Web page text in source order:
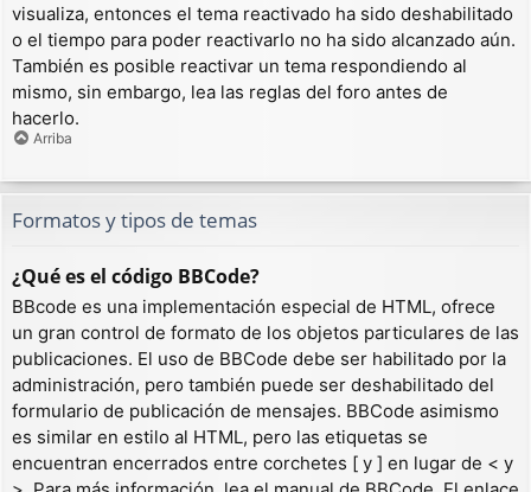
visualiza, entonces el tema reactivado ha sido deshabilitado
o el tiempo para poder reactivarlo no ha sido alcanzado aún.
También es posible reactivar un tema respondiendo al
mismo, sin embargo, lea las reglas del foro antes de
hacerlo.
Arriba
Formatos y tipos de temas
¿Qué es el código BBCode?
BBcode es una implementación especial de HTML, ofrece
un gran control de formato de los objetos particulares de las
publicaciones. El uso de BBCode debe ser habilitado por la
administración, pero también puede ser deshabilitado del
formulario de publicación de mensajes. BBCode asimismo
es similar en estilo al HTML, pero las etiquetas se
encuentran encerrados entre corchetes [ y ] en lugar de < y